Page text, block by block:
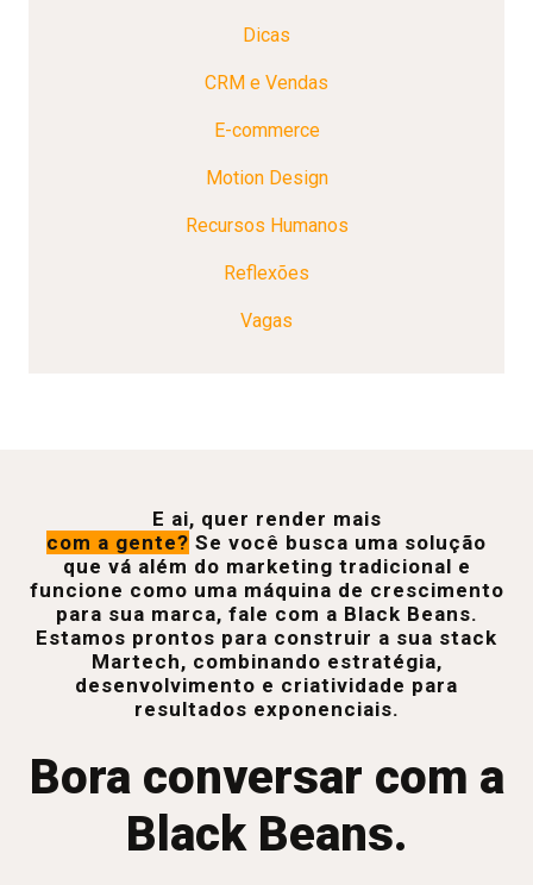
Dicas
CRM e Vendas
E-commerce
Motion Design
Recursos Humanos
Reflexões
Vagas
E ai, quer render mais
com a gente? Se você busca uma solução
que vá além do marketing tradicional e
funcione como uma máquina de crescimento
para sua marca, fale com a Black Beans.
Estamos prontos para construir a sua stack
Martech, combinando estratégia,
desenvolvimento e criatividade para
resultados exponenciais.
Bora conversar com a
Black Beans.